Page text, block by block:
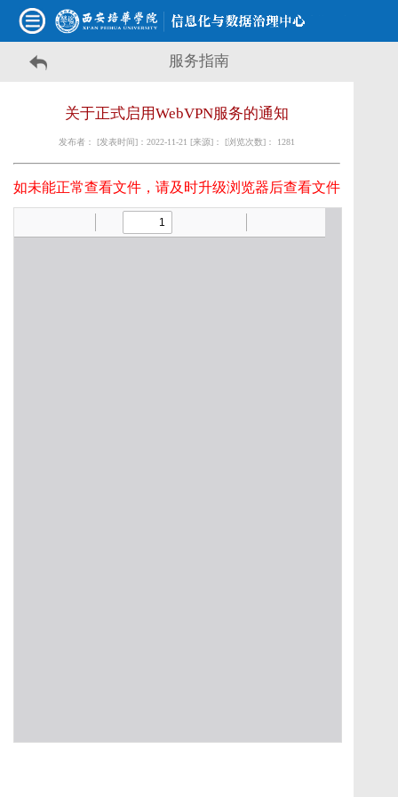
服务指南
关于正式启用WebVPN服务的通知
发布者： [发表时间]：2022-11-21 [来源]： [浏览次数]： 1281
如未能正常查看文件，请及时升级浏览器后查看文件